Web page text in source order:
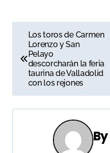
a
e
g
Los toros de Carmen
Lorenzo y San
Pelayo
descorcharán la feria
taurina de Valladolid
con los rejones
By